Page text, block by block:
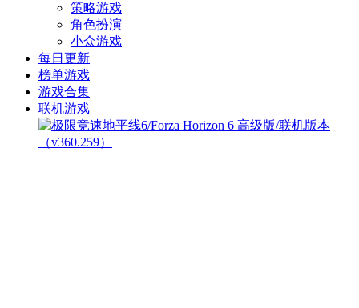
策略游戏
角色扮演
小众游戏
每日更新
榜单游戏
游戏合集
联机游戏